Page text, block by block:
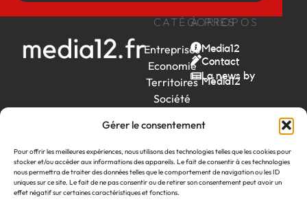
Gérer le consentement
Pour offrir les meilleures expériences, nous utilisons des technologies telles que les cookies pour
stocker et/ou accéder aux informations des appareils. Le fait de consentir à ces technologies
nous permettra de traiter des données telles que le comportement de navigation ou les ID
uniques sur ce site. Le fait de ne pas consentir ou de retirer son consentement peut avoir un
effet négatif sur certaines caractéristiques et fonctions.
CATÉGORIES
Entreprises
Economie
Territoires
Société
end
Ambition
by EDF
itw
by
Léa
À PROPOS
Media12
Contact
La news by
Média12